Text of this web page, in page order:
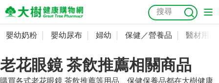
嬰幼奶粉
嬰幼尿布
抗菌 尿布 大樹獨家 益生菌 魚油 幼兒米餅 貓砂
會員資料及密碼修改
常用收件人清單
嬰幼奶粉 嬰幼尿布 婦幼 保健／營養品 醫材用品
老花眼鏡 茶飲推薦相關商品
購買各式老花眼鏡 茶飲推薦等用品、保健保養品都在大樹健康